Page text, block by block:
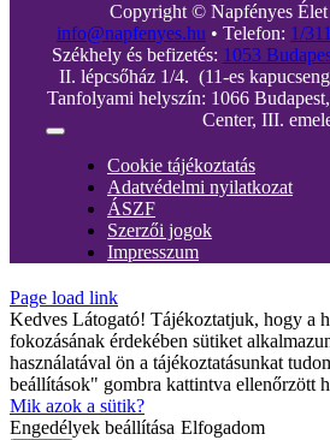
Copyright © Napfényes
info@napfenyes.hu • Telefon: 1/
Székhely és befizetés: 1053
II. lépcsőház 1/4. (11-es
Tanfolyami helyszín: 1066
Center, III.
Toggle
NavigationCookie tájékoztatás
Adatvédelmi nyilatkozat
ÁSZF
Szerzői jogok
Impresszum
Page load link
Kedves Látogató! Tájékoztatjuk, hogy a
fokozásának érdekében sütiket
használatával ön a tájékoztatásunkat
beállítások" gombra kattintva ellenőrzött
Mik azok a sütik?
Engedélyek beállítása Elfogadom